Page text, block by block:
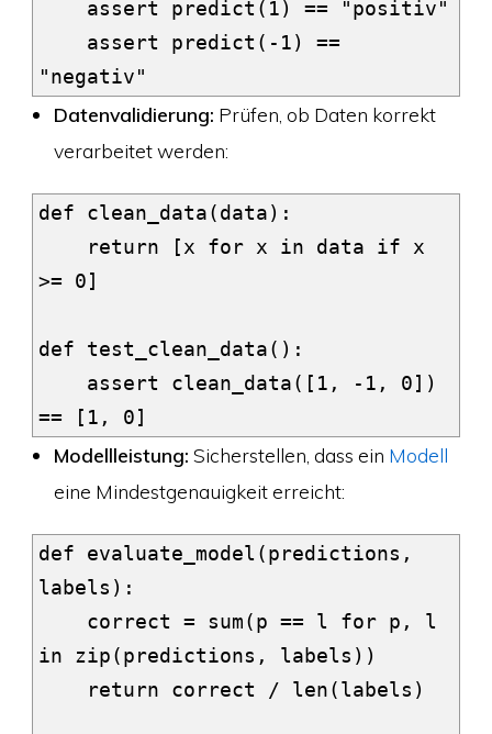
Datenvalidierung: Prüfen, ob Daten korrekt
verarbeitet werden:
def clean_data(data):
>= 0]
def test_clean_data():
Modellleistung: Sicherstellen, dass ein Modell
eine Mindestgenauigkeit erreicht:
def evaluate_model(predictions,
labels):
in zip(predictions, labels))